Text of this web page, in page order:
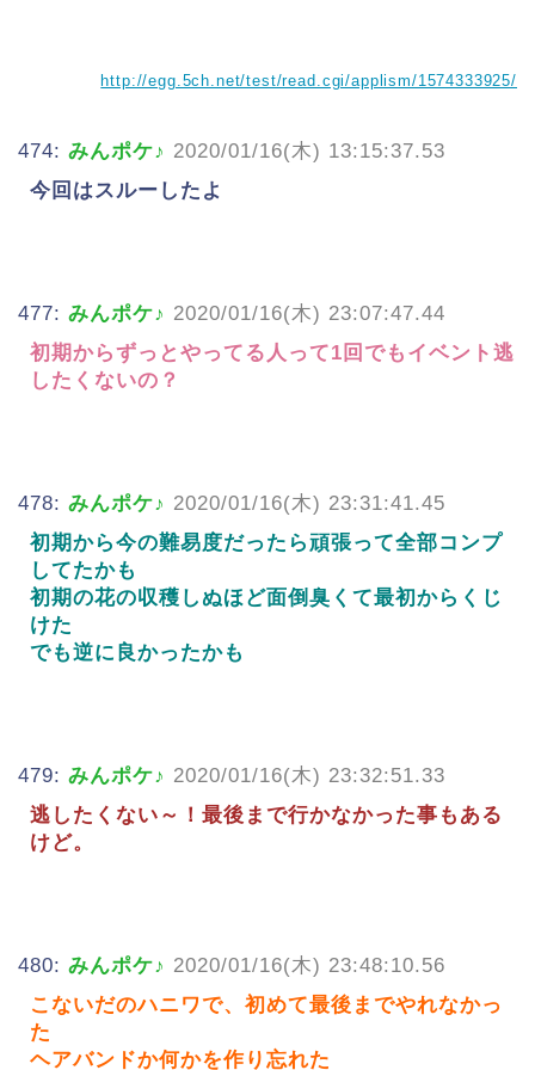
http://egg.5ch.net/test/read.cgi/applism/1574333925/
474: みんポケ♪ 2020/01/16(木) 13:15:37.53
今回はスルーしたよ
477: みんポケ♪ 2020/01/16(木) 23:07:47.44
初期からずっとやってる人って1回でもイベント逃
したくないの？
478: みんポケ♪ 2020/01/16(木) 23:31:41.45
初期から今の難易度だったら頑張って全部コンプ
してたかも
初期の花の収穫しぬほど面倒臭くて最初からくじ
けた
でも逆に良かったかも
479: みんポケ♪ 2020/01/16(木) 23:32:51.33
逃したくない～！最後まで行かなかった事もある
けど。
480: みんポケ♪ 2020/01/16(木) 23:48:10.56
こないだのハニワで、初めて最後までやれなかっ
た
ヘアバンドか何かを作り忘れた